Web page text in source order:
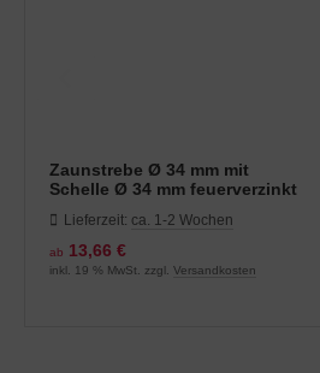
Zaunstrebe Ø 34 mm mit
Schelle Ø 34 mm feuerverzinkt
Lieferzeit: ca. 1-2 Wochen
ab 13,66 €
inkl. 19 % MwSt. zzgl. Versandkosten